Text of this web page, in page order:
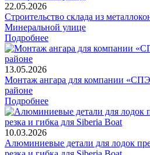
22.05.2026
Строительство склада из
Минеральной улице
Подробнее
13.05.2026
Монтаж ангара для компании
районе
Подробнее
10.03.2026
Алюминиевые детали для лодок